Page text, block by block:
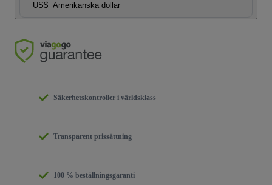
US$ Amerikanska dollar
Säkerhetskontroller i världsklass
Transparent prissättning
100 % beställningsgaranti